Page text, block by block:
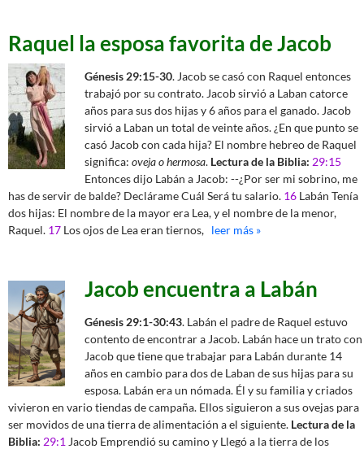
Raquel la esposa favorita de Jacob
Génesis 29:15-30. Jacob se casó con Raquel entonces
trabajó por su contrato. Jacob sirvió a Laban catorce
años para sus dos hijas y 6 años para el ganado. Jacob
sirvió a Laban un total de veinte años. ¿En que punto se
casó Jacob con cada hija? El nombre hebreo de Raquel
significa: oveja o hermosa. Lectura de la Biblia: 29:15
Entonces dijo Labán a Jacob: --¿Por ser mi sobrino, me
has de servir de balde? Declárame Cuál Será tu salario. 16 Labán Tenía
dos hijas: El nombre de la mayor era Lea, y el nombre de la menor,
Raquel. 17 Los ojos de Lea eran tiernos, leer más »
Jacob encuentra a Labán
Génesis 29:1-30:43. Labán el padre de Raquel estuvo
contento de encontrar a Jacob. Labán hace un trato con
Jacob que tiene que trabajar para Labán durante 14
años en cambio para dos de Laban de sus hijas para su
esposa. Labán era un nómada. Él y su familia y criados
vivieron en vario tiendas de campaña. Ellos siguieron a sus ovejas para
ser movidos de una tierra de alimentación a el siguiente. Lectura de la
Biblia: 29:1 Jacob Emprendió su camino y Llegó a la tierra de los